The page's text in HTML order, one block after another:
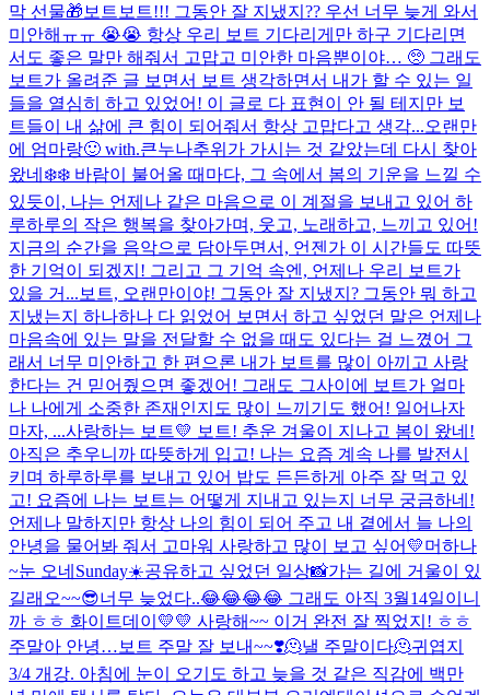
막 선물🎁 보트보트!!! 그동안 잘 지냈지?? 우선 너무 늦게 와서
미안해ㅠㅠ 😭😭 항상 우리 보트 기다리게만 하구 기다리면
서도 좋은 말만 해줘서 고맙고 미안한 마음뿐이야… 🥺 그래도
보트가 올려준 글 보면서 보트 생각하면서 내가 할 수 있는 일
들을 열심히 하고 있었어! 이 글로 다 표현이 안 될 테지만 보
트들이 내 삶에 큰 힘이 되어줘서 항상 고맙다고 생각...오랜만
에 엄마랑🙂 with.큰누나추위가 가시는 것 같았는데 다시 찾아
왔네❄️❄️ 바람이 불어올 때마다, 그 속에서 봄의 기운을 느낄 수
있듯이, 나는 언제나 같은 마음으로 이 계절을 보내고 있어 하
루하루의 작은 행복을 찾아가며, 웃고, 노래하고, 느끼고 있어!
지금의 순간을 음악으로 담아두면서, 언젠가 이 시간들도 따뜻
한 기억이 되겠지! 그리고 그 기억 속엔, 언제나 우리 보트가
있을 거... 보트, 오랜만이야! 그동안 잘 지냈지? 그동안 뭐 하고
지냈는지 하나하나 다 읽었어 보면서 하고 싶었던 말은 언제나
마음속에 있는 말을 전달할 수 없을 때도 있다는 걸 느꼈어 그
래서 너무 미안하고 한 편으론 내가 보트를 많이 아끼고 사랑
한다는 건 믿어줬으면 좋겠어! 그래도 그사이에 보트가 얼마
나 나에게 소중한 존재인지도 많이 느끼기도 했어! 일어나자
마자, ...사랑하는 보트💛 보트! 추운 겨울이 지나고 봄이 왔네!
아직은 추우니까 따뜻하게 입고! 나는 요즘 계속 나를 발전시
키며 하루하루를 보내고 있어 밥도 든든하게 아주 잘 먹고 있
고! 요즘에 나는 보트는 어떻게 지내고 있는지 너무 궁금하네!
언제나 말하지만 항상 나의 힘이 되어 주고 내 곁에서 늘 나의
안녕을 물어봐 줘서 고마워 사랑하고 많이 보고 싶어💛머하나
~눈 오네 Sunday☀️공유하고 싶었던 일상📸가는 길에 거울이 있
길래오~~😎너무 늦었다..😂😂😂😂 그래도 아직 3월14일이니
까 ㅎㅎ 화이트데이💛💛 사랑해~~ 이거 완전 잘 찍었지! ㅎㅎ
주말아 안녕… 보트 주말 잘 보내~~❣️🫠낼 주말이다🫠귀엽지
3/4 개강. 아침에 눈이 오기도 하고 늦을 것 같은 직감에 백만